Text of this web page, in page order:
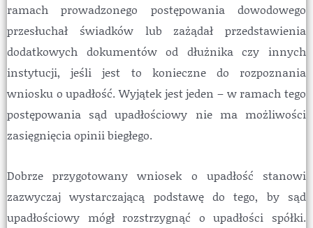
ramach prowadzonego postępowania dowodowego
przesłuchał świadków lub zażądał przedstawienia
dodatkowych dokumentów od dłużnika czy innych
instytucji, jeśli jest to konieczne do rozpoznania
wniosku o upadłość. Wyjątek jest jeden – w ramach tego
postępowania sąd upadłościowy nie ma możliwości
zasięgnięcia opinii biegłego.
Dobrze przygotowany wniosek o upadłość stanowi
zazwyczaj wystarczającą podstawę do tego, by sąd
upadłościowy mógł rozstrzygnąć o upadłości spółki.